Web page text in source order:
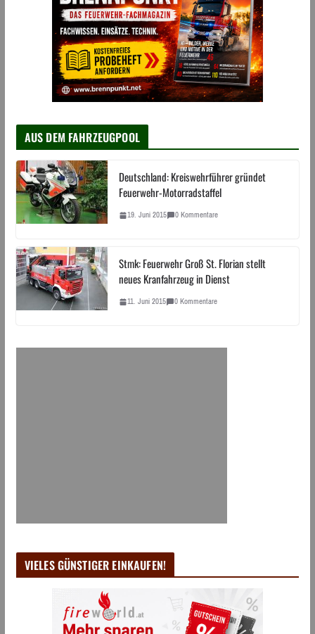
AUS DEM FAHRZEUGPOOL
Deutschland: Kreiswehrführer gründet
Feuerwehr-Motorradstaffel
19. Juni 2015 0 Kommentare
Stmk: Feuerwehr Groß St. Florian stellt
neues Kranfahrzeug in Dienst
11. Juni 2015 0 Kommentare
VIELES GÜNSTIGER EINKAUFEN!